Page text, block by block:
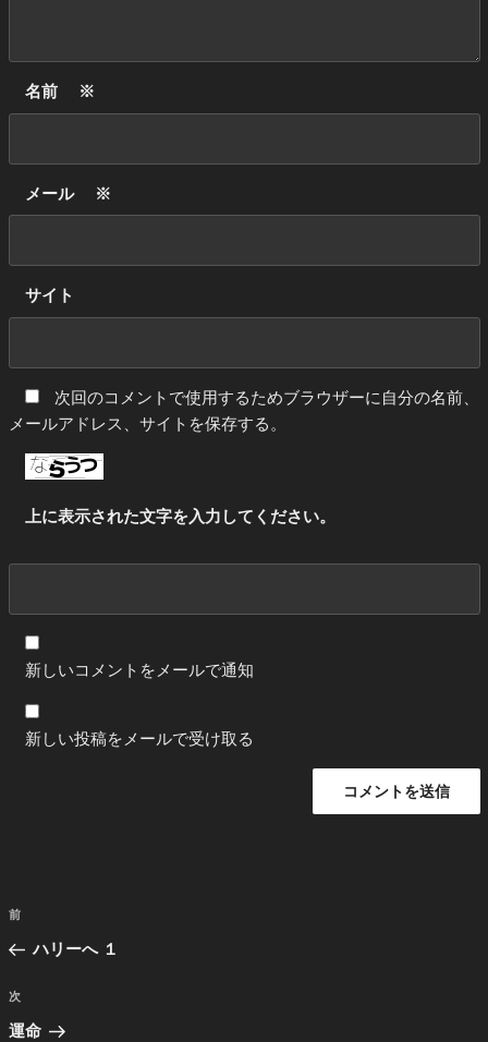
名前 ※
メール ※
サイト
次回のコメントで使用するためブラウザーに自分の名前、
メールアドレス、サイトを保存する。
上に表示された文字を入力してください。
新しいコメントをメールで通知
新しい投稿をメールで受け取る
投
ナ
ビ
ゲ
前
の
稿
前
ハリーへ １
次
の
次
運命